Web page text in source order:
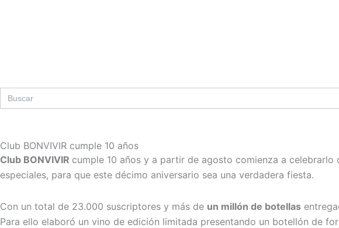
Search
for:
Club BONVIVIR cumple 10 años
Club BONVIVIR cumple 10 años y a partir de agosto comienza a
especiales, para que este décimo aniversario sea una verdadera fiesta.
Con un total de 23.000 suscriptores y más de un millón de botellas
Para ello elaboró un vino de edición limitada presentando un botellón de